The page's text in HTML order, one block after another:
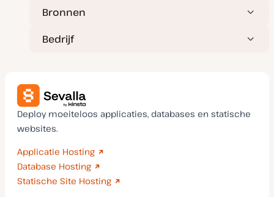
Bronnen
Bedrijf
Deploy moeiteloos applicaties, databases en statische
websites.
Applicatie Hosting
Database Hosting
Statische Site Hosting